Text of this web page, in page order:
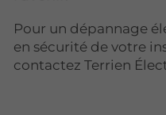
Pour un dépannage
en sécurité de votre
contactez Terrien